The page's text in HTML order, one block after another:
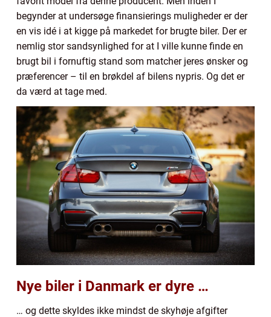
begynder at undersøge finansierings muligheder er der
en vis idé i at kigge på markedet for brugte biler. Der er
nemlig stor sandsynlighed for at I ville kunne finde en
brugt bil i fornuftig stand som matcher jeres ønsker og
præferencer – til en brøkdel af bilens nypris. Og det er
da værd at tage med.
Nye biler i Danmark er dyre …
… og dette skyldes ikke mindst de skyhøje afgifter